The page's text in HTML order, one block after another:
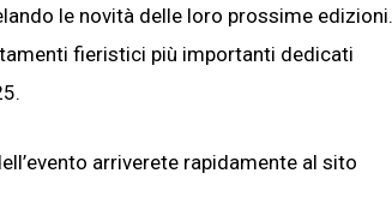
le novità delle loro prossime edizioni.
fieristici più importanti dedicati
arriverete rapidamente al sito